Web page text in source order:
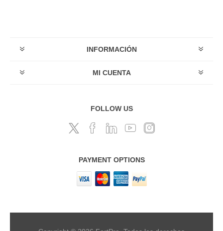
INFORMACIÓN
MI CUENTA
FOLLOW US
PAYMENT OPTIONS